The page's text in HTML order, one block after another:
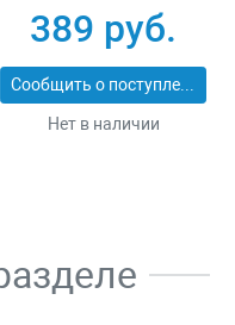
11277-L
389 руб.
Сообщить о поступлении
Нет в наличии